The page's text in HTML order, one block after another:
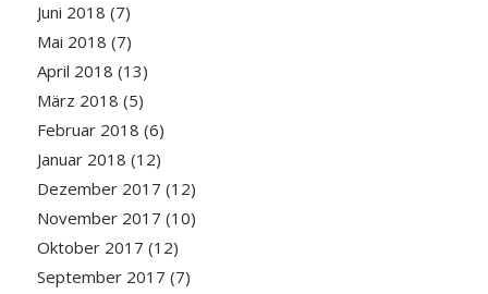
Juni 2018 (7)
Mai 2018 (7)
April 2018 (13)
März 2018 (5)
Februar 2018 (6)
Januar 2018 (12)
Dezember 2017 (12)
November 2017 (10)
Oktober 2017 (12)
September 2017 (7)